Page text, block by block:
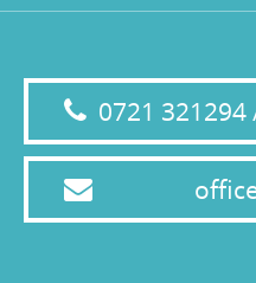
0721 321294